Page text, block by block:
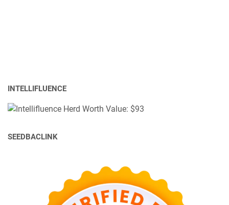
INTELLIFLUENCE
SEEDBACLINK